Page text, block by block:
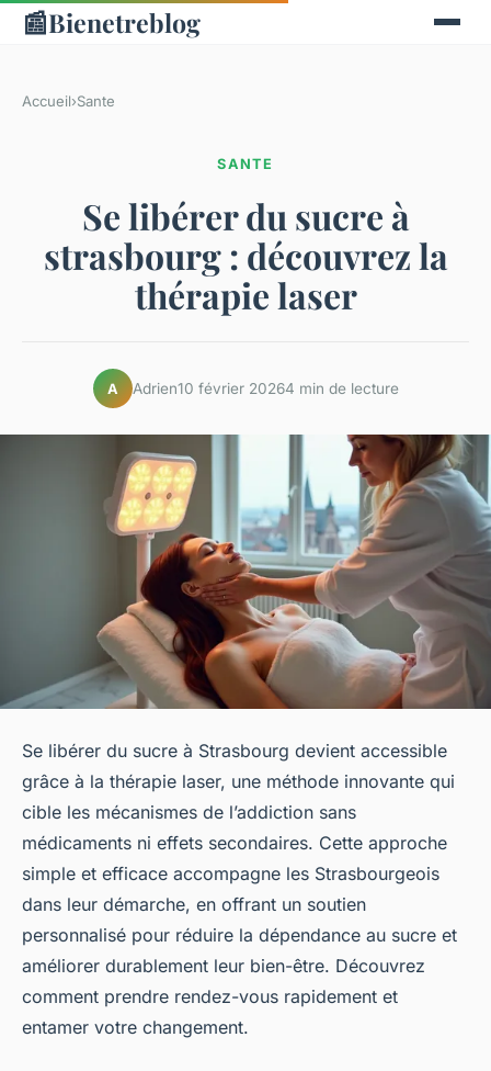
📰Bienetreblog
Accueil›Sante
SANTE
Se libérer du sucre à
strasbourg : découvrez la
thérapie laser
A Adrien10 février 20264 min de lecture
Se libérer du sucre à Strasbourg devient accessible
grâce à la thérapie laser, une méthode innovante qui
cible les mécanismes de l’addiction sans
médicaments ni effets secondaires. Cette approche
simple et efficace accompagne les Strasbourgeois
dans leur démarche, en offrant un soutien
personnalisé pour réduire la dépendance au sucre et
améliorer durablement leur bien-être. Découvrez
comment prendre rendez-vous rapidement et
entamer votre changement.